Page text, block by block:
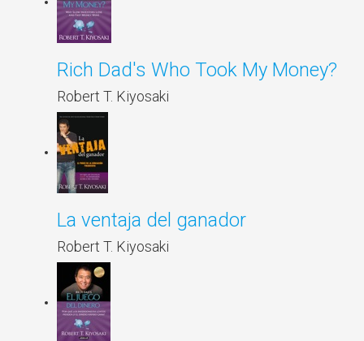
Rich Dad's Who Took My Money?
Robert T. Kiyosaki
La ventaja del ganador
Robert T. Kiyosaki